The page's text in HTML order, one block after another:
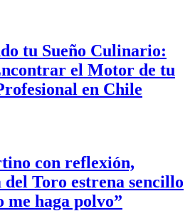
tu Sueño Culinario:
el Motor de tu
en Chile
con reflexión,
Toro estrena sencillo
me haga polvo”